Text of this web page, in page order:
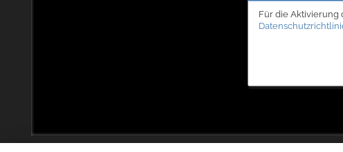
Für die Aktivierung